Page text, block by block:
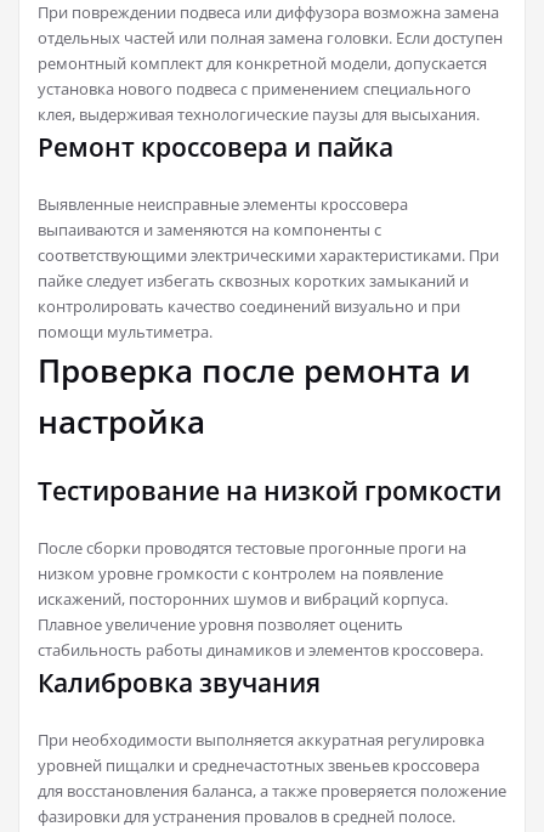
При повреждении подвеса или диффузора возможна замена
отдельных частей или полная замена головки. Если доступен
ремонтный комплект для конкретной модели, допускается
установка нового подвеса с применением специального
клея, выдерживая технологические паузы для высыхания.
Ремонт кроссовера и пайка
Выявленные неисправные элементы кроссовера
выпаиваются и заменяются на компоненты с
соответствующими электрическими характеристиками. При
пайке следует избегать сквозных коротких замыканий и
контролировать качество соединений визуально и при
помощи мультиметра.
Проверка после ремонта и
настройка
Тестирование на низкой громкости
После сборки проводятся тестовые прогонные проги на
низком уровне громкости с контролем на появление
искажений, посторонних шумов и вибраций корпуса.
Плавное увеличение уровня позволяет оценить
стабильность работы динамиков и элементов кроссовера.
Калибровка звучания
При необходимости выполняется аккуратная регулировка
уровней пищалки и среднечастотных звеньев кроссовера
для восстановления баланса, а также проверяется положение
фазировки для устранения провалов в средней полосе.